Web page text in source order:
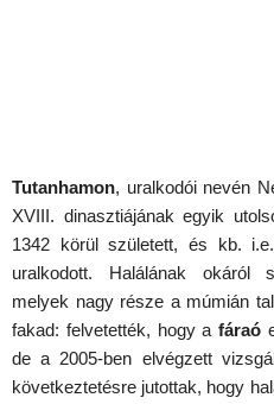
Tutanhamon, uralkodói nevén
XVIII. dinasztiájának egyik
1342 körül született, és kb.
uralkodott. Halálának okáról
melyek nagy része a múmián
fakad: felvetették, hogy a fáraó
de a 2005-ben elvégzett
következtetésre jutottak, hogy